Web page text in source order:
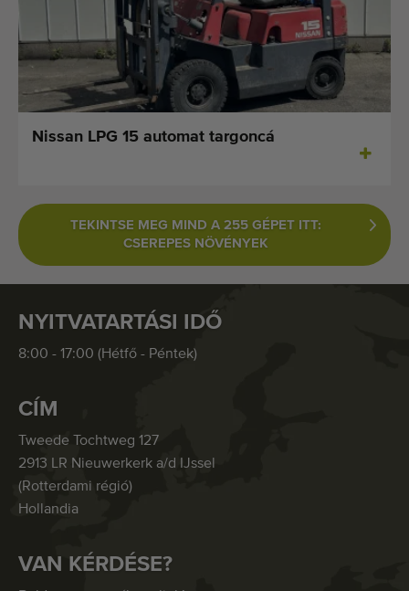
Nissan LPG 15 automat targoncá
TEKINTSE MEG MIND A 255 GÉPET ITT:
CSEREPES NÖVÉNYEK
NYITVATARTÁSI IDŐ
8:00 - 17:00 (Hétfő - Péntek)
CÍM
Tweede Tochtweg 127
2913 LR Nieuwerkerk a/d IJssel
(Rotterdami régió)
Hollandia
VAN KÉRDÉSE?